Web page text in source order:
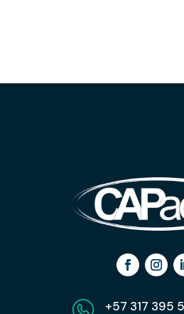
+57 317 395